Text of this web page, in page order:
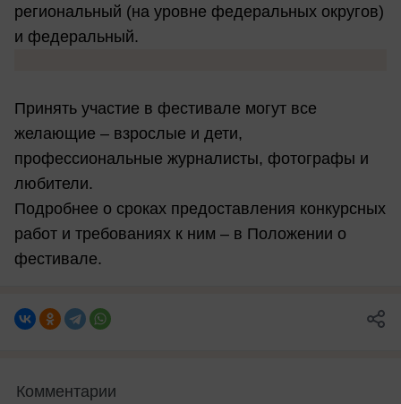
региональный (на уровне федеральных округов)
и федеральный.
Принять участие в фестивале могут все
желающие – взрослые и дети,
профессиональные журналисты, фотографы и
любители.
Подробнее о сроках предоставления конкурсных
работ и требованиях к ним – в Положении о
фестивале.
Комментарии